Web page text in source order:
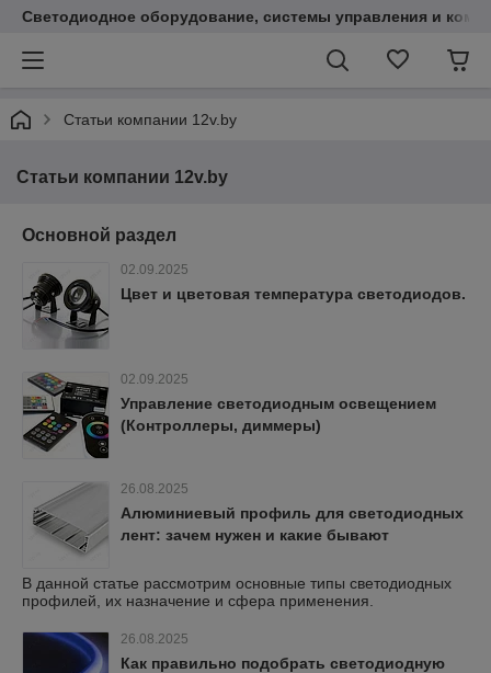
Светодиодное оборудование, системы управления и
Статьи компании 12v.by
Статьи компании 12v.by
Основной раздел
02.09.2025
Цвет и цветовая температура светодиодов.
02.09.2025
Управление светодиодным освещением
(Контроллеры, диммеры)
26.08.2025
Алюминиевый профиль для светодиодных
лент: зачем нужен и какие бывают
В данной статье рассмотрим основные типы светодиодных
профилей, их назначение и сфера применения.
26.08.2025
Как правильно подобрать светодиодную